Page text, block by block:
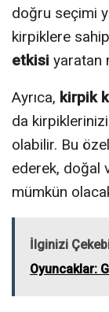
doğru seçimi
kirpiklere
etkisi yaratan
Ayrıca, kirpik
da
olabilir. Bu
ederek, doğal
mümkün
İlginizi
Oyuncaklar: